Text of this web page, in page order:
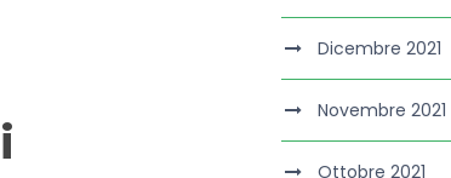
Dicembre 2021
Novembre 2021
Ottobre 2021